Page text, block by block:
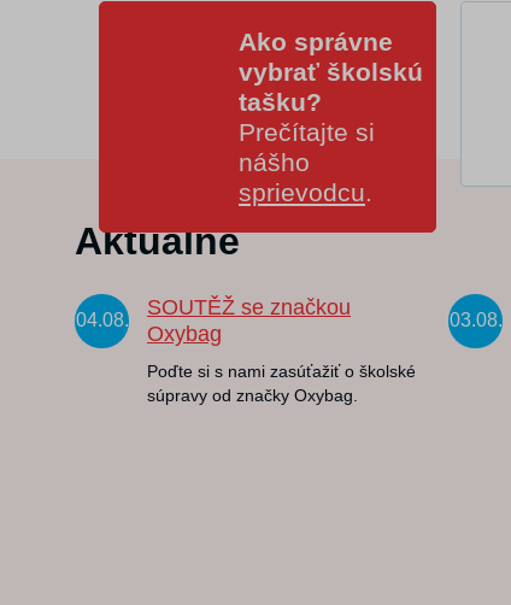
Ako správne
vybrať školskú
tašku?
Prečítajte si
nášho
sprievodcu.
Aktuálne
04.08.
SOUTĚŽ se značkou
Oxybag
Poďte si s nami zasúťažiť o školské
súpravy od značky Oxybag.
03.08.